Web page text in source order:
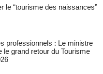
le “tourisme des naissances”
professionnels : Le ministre
le grand retour du Tourisme